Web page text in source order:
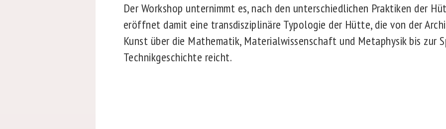
Der Workshop unternimmt es, nach den unterschiedlichen Praktiken der
eröffnet damit eine transdisziplinäre Typologie der Hütte, die von der
Kunst über die Mathematik, Materialwissenschaft und Metaphysik bis zur
Technikgeschichte reicht.